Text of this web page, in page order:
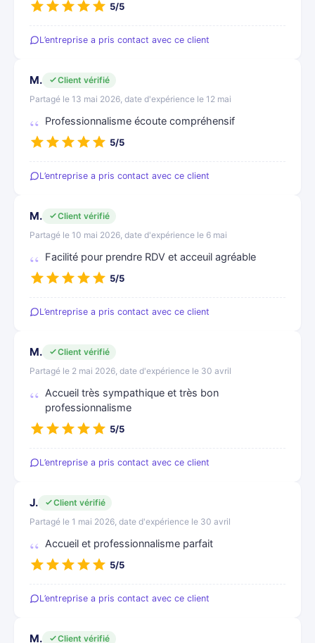
5/5
L’entreprise a pris contact avec ce client
M.
Client vérifié
Partagé le 13 mai 2026, date d'expérience le 12 mai
Professionnalisme écoute compréhensif
5/5
L’entreprise a pris contact avec ce client
M.
Client vérifié
Partagé le 10 mai 2026, date d'expérience le 6 mai
Facilité pour prendre RDV et acceuil agréable
5/5
L’entreprise a pris contact avec ce client
M.
Client vérifié
Partagé le 2 mai 2026, date d'expérience le 30 avril
Accueil très sympathique et très bon
professionnalisme
5/5
L’entreprise a pris contact avec ce client
J.
Client vérifié
Partagé le 1 mai 2026, date d'expérience le 30 avril
Accueil et professionnalisme parfait
5/5
L’entreprise a pris contact avec ce client
M. Client vérifié